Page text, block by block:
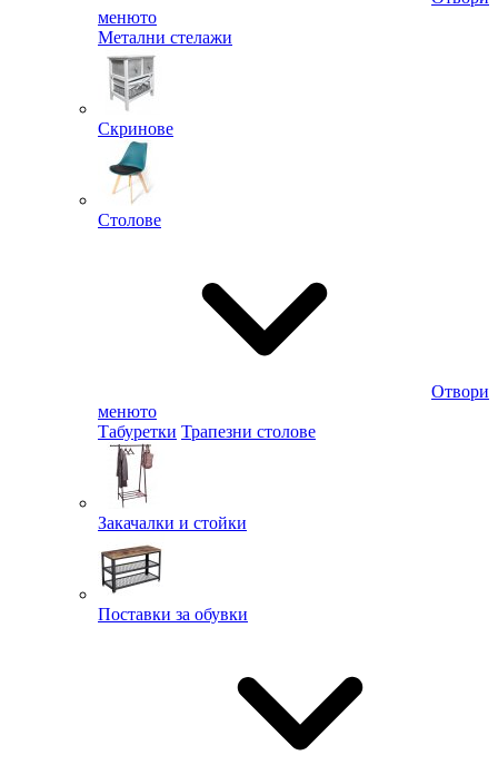
менюто
Метални стелажи
Скринове
Столове
Отвори
менюто
Табуретки Трапезни столове
Закачалки и стойки
Поставки за обувки